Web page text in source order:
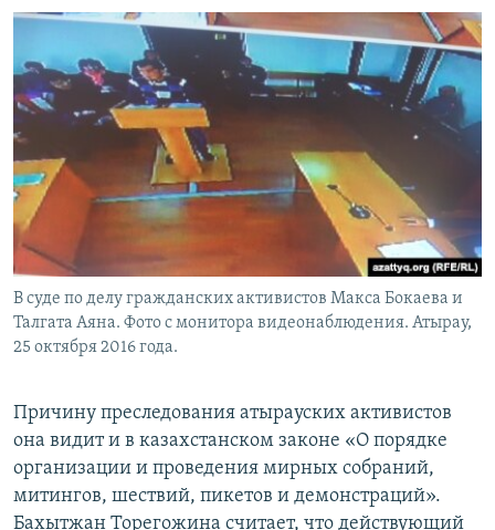
В суде по делу гражданских активистов Макса Бокаева и
Талгата Аяна. Фото с монитора видеонаблюдения. Атырау,
25 октября 2016 года.
Причину преследования атырауских активистов
она видит и в казахстанском законе «О порядке
организации и проведения мирных собраний,
митингов, шествий, пикетов и демонстраций».
Бахытжан Торегожина считает, что действующий